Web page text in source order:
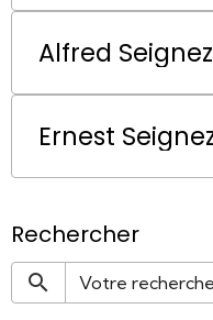
Alfred
Ernest
Rechercher